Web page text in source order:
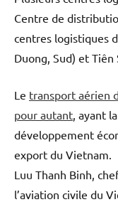
Centre de
centres logistiques
Duong, Sud) et Tiên
Le transport aérien
pour autant , ayant
développement
export du Vietnam.
Luu Thanh Binh,
l’aviation civile du